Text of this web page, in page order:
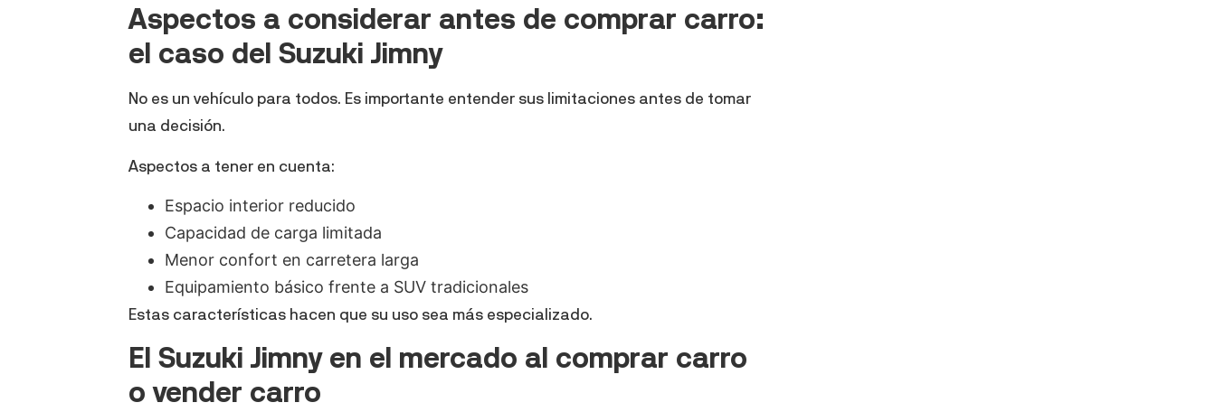
Aspectos a considerar antes de comprar carro:
el caso del Suzuki Jimny
No es un vehículo para todos. Es importante entender sus limitaciones antes de tomar
una decisión.
Aspectos a tener en cuenta:
Espacio interior reducido
Capacidad de carga limitada
Menor confort en carretera larga
Equipamiento básico frente a SUV tradicionales
Estas características hacen que su uso sea más especializado.
El Suzuki Jimny en el mercado al comprar carro
o vender carro